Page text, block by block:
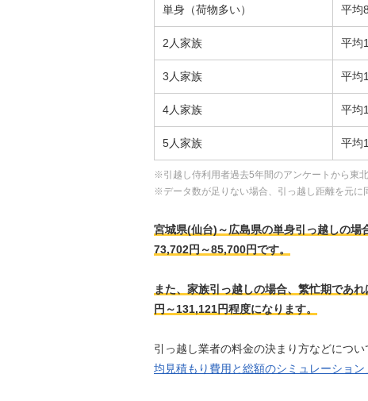
単身（荷物多い） 平均
2人家族 平均
3人家族 平均
4人家族 平均
5人家族 平均
※引越し侍利用者過去5年間のアンケートから東
※データ数が足りない場合、引っ越し距離を元に
宮城県(仙台)～広島県の単身引っ越しの
73,702円～85,700円です。
また、家族引っ越しの場合、繁忙期であ
円～131,121円程度になります。
引っ越し業者の料金の決まり方などについ
均見積もり費用と総額のシミュレーション